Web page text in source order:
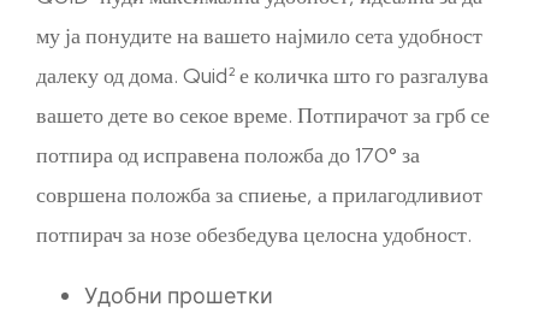
му ја понудите на вашето најмило сета удобност
далеку од дома. Quid² е количка што го разгалува
вашето дете во секое време. Потпирачот за грб се
потпира од исправена положба до 170° за
совршена положба за спиење, а прилагодливиот
потпирач за нозе обезбедува целосна удобност.
Удобни прошетки